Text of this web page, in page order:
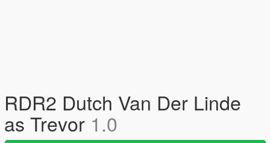
RDR2 Dutch Van Der Linde
as Trevor 1.0